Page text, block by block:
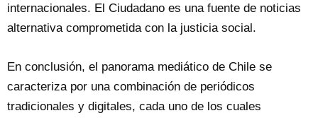
internacionales. El Ciudadano es una fuente de noticias
alternativa comprometida con la justicia social.
En conclusión, el panorama mediático de Chile se
caracteriza por una combinación de periódicos
tradicionales y digitales, cada uno de los cuales